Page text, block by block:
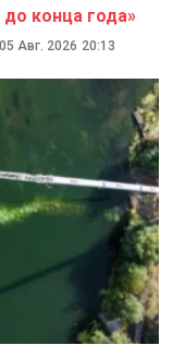
конца года»
05 Авг. 2026 20:13